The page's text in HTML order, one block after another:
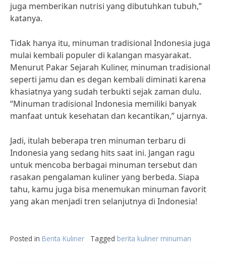
juga memberikan nutrisi yang dibutuhkan tubuh,”
katanya.
Tidak hanya itu, minuman tradisional Indonesia juga
mulai kembali populer di kalangan masyarakat.
Menurut Pakar Sejarah Kuliner, minuman tradisional
seperti jamu dan es degan kembali diminati karena
khasiatnya yang sudah terbukti sejak zaman dulu.
“Minuman tradisional Indonesia memiliki banyak
manfaat untuk kesehatan dan kecantikan,” ujarnya.
Jadi, itulah beberapa tren minuman terbaru di
Indonesia yang sedang hits saat ini. Jangan ragu
untuk mencoba berbagai minuman tersebut dan
rasakan pengalaman kuliner yang berbeda. Siapa
tahu, kamu juga bisa menemukan minuman favorit
yang akan menjadi tren selanjutnya di Indonesia!
Posted in Berita Kuliner Tagged berita kuliner minuman